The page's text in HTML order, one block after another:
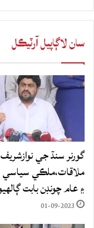
سان لاڳاپيل آرٽيڪل
گورنر سنڌ جي
ملاقات،ملڪي سياسي
۽ عام چونڊن بابت
01-09-2023